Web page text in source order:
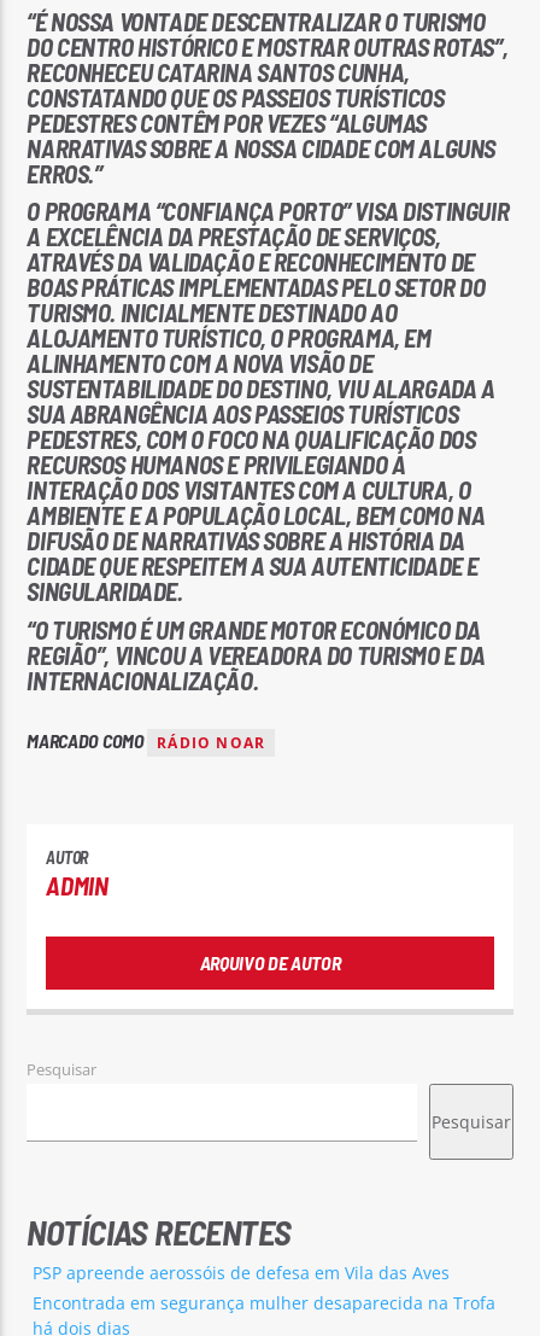
“É NOSSA VONTADE DESCENTRALIZAR O TURISMO
DO CENTRO HISTÓRICO E MOSTRAR OUTRAS ROTAS”,
RECONHECEU CATARINA SANTOS CUNHA,
CONSTATANDO QUE OS PASSEIOS TURÍSTICOS
PEDESTRES CONTÊM POR VEZES “ALGUMAS
NARRATIVAS SOBRE A NOSSA CIDADE COM ALGUNS
ERROS.”
O PROGRAMA “CONFIANÇA PORTO” VISA DISTINGUIR
A EXCELÊNCIA DA PRESTAÇÃO DE SERVIÇOS,
ATRAVÉS DA VALIDAÇÃO E RECONHECIMENTO DE
BOAS PRÁTICAS IMPLEMENTADAS PELO SETOR DO
TURISMO. INICIALMENTE DESTINADO AO
ALOJAMENTO TURÍSTICO, O PROGRAMA, EM
ALINHAMENTO COM ANOVA VISÃO DE
SUSTENTABILIDADE DO DESTINO, VIUALARGADA A
SUA ABRANGÊNCIA AOS PASSEIOS TURÍSTICOS
PEDESTRES, COM O FOCO NA QUALIFICAÇÃO DOS
RECURSOS HUMANOS E PRIVILEGIANDO A
INTERAÇÃO DOS VISITANTES COM A CULTURA, O
AMBIENTE E A POPULAÇÃO LOCAL, BEM COMO NA
DIFUSÃO DE NARRATIVAS SOBRE A HISTÓRIA DA
CIDADE QUE RESPEITEM A SUA AUTENTICIDADE E
SINGULARIDADE.
“O TURISMO É UM GRANDE MOTOR ECONÓMICO DA
REGIÃO”, VINCOU A VEREADORA DO TURISMO E DA
INTERNACIONALIZAÇÃO.
MARCADO COMO RÁDIO NOAR
AUTOR
ADMIN
ARQUIVO DE AUTOR
Pesquisar
Pesquisar
NOTÍCIAS RECENTES
PSP apreende aerossóis de defesa em Vila das Aves
Encontrada em segurança mulher desaparecida na Trofa
há dois dias